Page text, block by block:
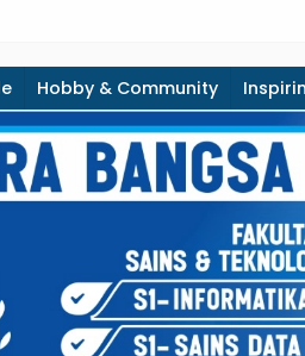
Hobby & Community